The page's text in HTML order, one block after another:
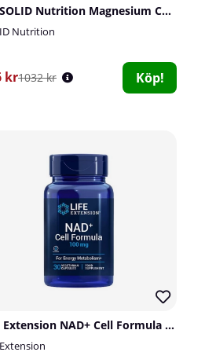
8 x SOLID Nutrition Magnesium Complex, 90 caps
Nutrition
kr1032 kr Köp!
Life Extension NAD+ Cell Formula 100 mg, 30 caps
MULTI tas med fördel i